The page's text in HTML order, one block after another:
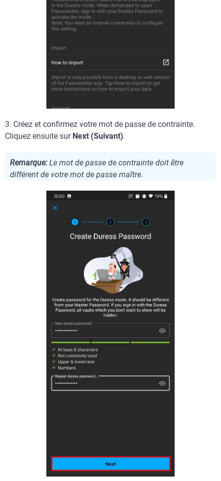
3. Créez et confirmez votre mot de passe de contrainte.
Cliquez ensuite sur Next (Suivant).
Remarque: Le mot de passe de contrainte doit être
différent de votre mot de passe maître.